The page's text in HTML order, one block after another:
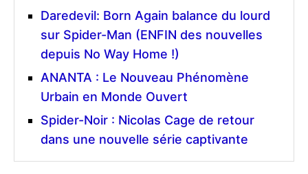
Daredevil: Born Again balance du lourd
sur Spider-Man (ENFIN des nouvelles
depuis No Way Home !)
ANANTA : Le Nouveau Phénomène
Urbain en Monde Ouvert
Spider-Noir : Nicolas Cage de retour
dans une nouvelle série captivante